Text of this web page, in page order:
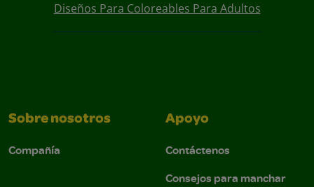
Diseños Para Coloreables Para Adultos
Sobre nosotros
Compañía
Apoyo
Contáctenos
Consejos para manchar